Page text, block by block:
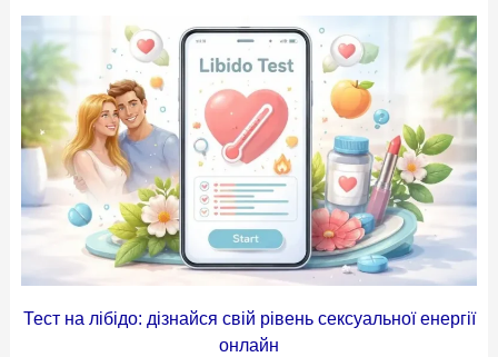
Тест на лібідо: дізнайся свій рівень сексуальної енергії
онлайн